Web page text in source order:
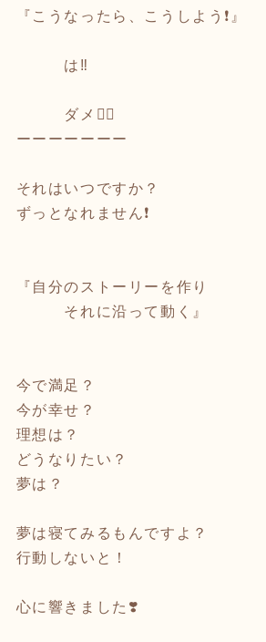
『こうなったら、こうしよう❗️』
は‼️
ダメ🙅‍♂️
ーーーーーーー
それはいつですか？
ずっとなれません❗️
『自分のストーリーを作り
それに沿って動く』
今で満足？
今が幸せ？
理想は？
どうなりたい？
夢は？
夢は寝てみるもんですよ？
行動しないと！
心に響きました❣️